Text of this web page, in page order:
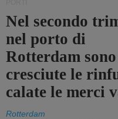
Nel secondo
nel porto di
Rotterdam sono
cresciute le
calate le merci
Rotterdam